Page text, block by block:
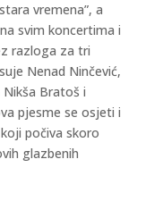
vremena”, a
svim koncertima i
razloga za tri
Nenad Ninčević,
Nikša Bratoš i
pjesme se osjeti i
počiva skoro
glazbenih